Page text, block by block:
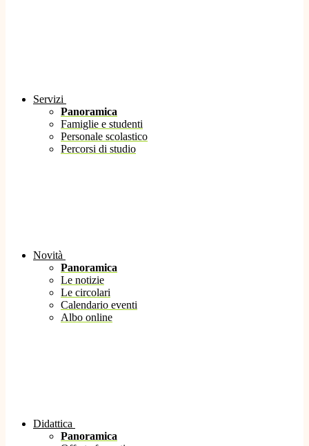
Servizi
Panoramica
Famiglie e studenti
Personale scolastico
Percorsi di studio
Novità
Panoramica
Le notizie
Le circolari
Calendario eventi
Albo online
Didattica
Panoramica